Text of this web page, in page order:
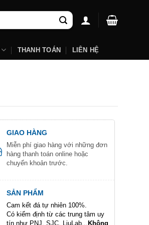
THANH TOÁN LIÊN HỆ
GIAO HÀNG
Miễn phí giao hàng với những đơn
hàng thanh toán online hoặc
chuyển khoản trước.
SẢN PHẨM
Cam kết đá tự nhiên 100%.
Có kiểm định từ các trung tâm uy
tín như PNJ, SJC, LiuLab...
Không